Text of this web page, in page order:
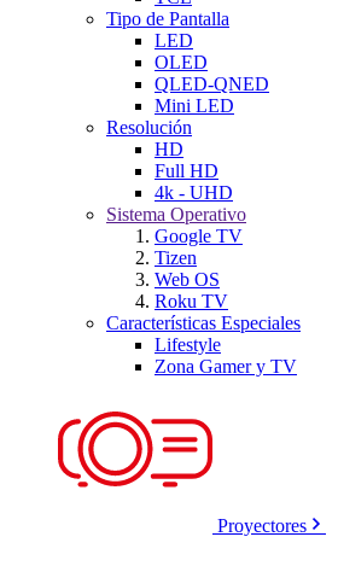
Tipo de Pantalla
LED
OLED
QLED-QNED
Mini LED
Resolución
HD
Full HD
4k - UHD
Sistema Operativo
Google TV
Tizen
Web OS
Roku TV
Características Especiales
Lifestyle
Zona Gamer y TV
Proyectores